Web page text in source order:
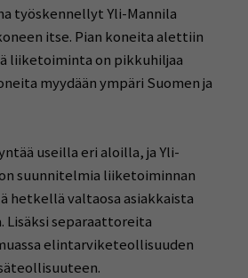
työskennellyt Yli-Mannila
itse. Pian koneita alettiin
liiketoiminta on pikkuhiljaa
myydään ympäri Suomen ja
useilla eri aloilla, ja Yli-
suunnitelmia liiketoiminnan
hetkellä valtaosa asiakkaista
Lisäksi separaattoreita
elintarviketeollisuuden